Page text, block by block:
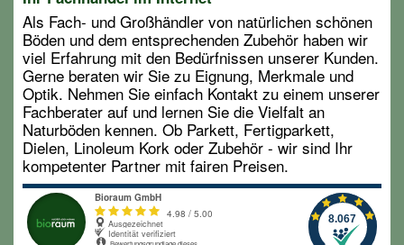
Als Fach- und Großhändler von natürlichen schönen
Böden und dem entsprechenden Zubehör haben wir
viel Erfahrung mit den Bedürfnissen unserer Kunden.
Gerne beraten wir Sie zu Eignung, Merkmale und
Optik. Nehmen Sie einfach Kontakt zu einem unserer
Fachberater auf und lernen Sie die Vielfalt an
Naturböden kennen. Ob Parkett, Fertigparkett,
Dielen, Linoleum Kork oder Zubehör - wir sind Ihr
kompetenter Partner mit fairen Preisen.